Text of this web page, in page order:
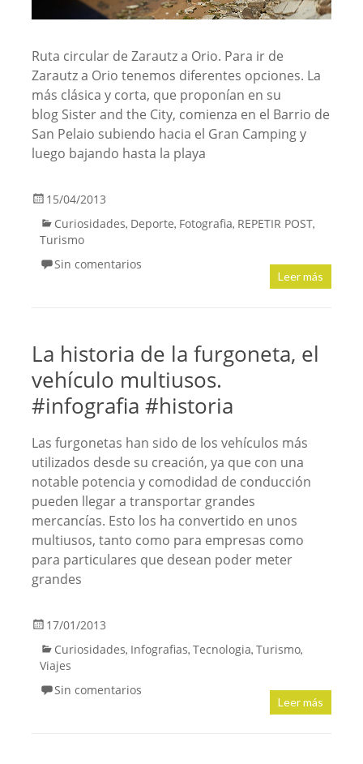
Ruta circular de Zarautz a Orio. Para ir de
Zarautz a Orio tenemos diferentes opciones. La
más clásica y corta, que proponían en su
blog Sister and the City, comienza en el Barrio de
San Pelaio subiendo hacia el Gran Camping y
luego bajando hasta la playa
15/04/2013
Curiosidades, Deporte, Fotografia, REPETIR POST,
Turismo
Sin comentarios
Leer más
La historia de la furgoneta, el
vehículo multiusos.
#infografia #historia
Las furgonetas han sido de los vehículos más
utilizados desde su creación, ya que con una
notable potencia y comodidad de conducción
pueden llegar a transportar grandes
mercancías. Esto los ha convertido en unos
multiusos, tanto como para empresas como
para particulares que desean poder meter
grandes
17/01/2013
Curiosidades, Infografias, Tecnologia, Turismo,
Viajes
Sin comentarios
Leer más